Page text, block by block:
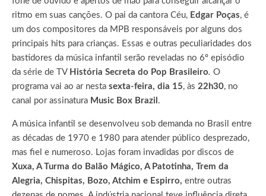
ritmo em suas canções. O pai da cantora Céu, Edgar Poças, é
um dos compositores da MPB responsáveis por alguns dos
principais hits para crianças. Essas e outras peculiaridades dos
bastidores da música infantil serão reveladas no 6º episódio
da série de TV História Secreta do Pop Brasileiro. O
programa vai ao ar nesta sexta-feira, dia 15, às 22h30, no
canal por assinatura Music Box Brazil .
A música infantil se desenvolveu sob demanda no Brasil entre
as décadas de 1970 e 1980 para atender público desprezado,
mas fiel e numeroso. Lojas foram invadidas por discos de
Xuxa, A Turma do Balão Mágico, A Patotinha, Trem da
Alegria, Chispitas, Bozo, Atchim e Espirro, entre outras